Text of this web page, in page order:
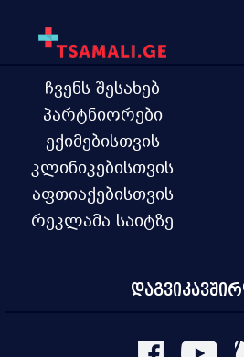
ჩვენს შესახებ
პარტნიორები
ექიმებისთვის
კლინიკებისთვის
აფთიაქებისთვის
რეკლამა საიტზე